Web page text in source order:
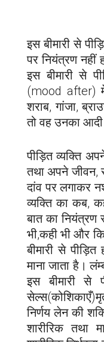
इस बीमारी से
पर नियंत्रण नहीं
इस बीमारी से
(mood after) में
शराब, गांजा,
तो वह उनका आदी
पीड़ित व्यक्ति
तथा अपने जीवन,
दांव पर लगाकर
व्यक्ति का कब,
बात का नियंत्रण
भी,कही भी और
बीमारी से
माना जाता है।
इस बीमारी से
निर्णय लेन की
शारीरिक तथा